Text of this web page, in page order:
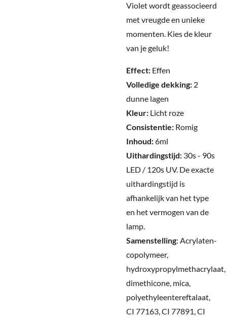
Violet wordt geassocieerd
met vreugde en unieke
momenten. Kies de kleur
van je geluk!
Effect: Effen
Volledige dekking: 2
dunne lagen
Kleur: Licht roze
Consistentie: Romig
Inhoud:6ml
Uithardingstijd: 30s - 90s
LED / 120s UV. De exacte
uithardingstijd is
afhankelijk van het type
en het vermogen van de
lamp.
Samenstelling: Acrylaten-
copolymeer,
hydroxypropylmethacrylaat,
dimethicone, mica,
polyethyleentereftalaat,
CI 77163, CI 77891, CI